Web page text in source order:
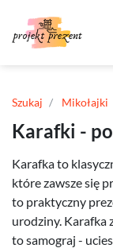
Szukaj Mikołajki
Karafki -
Karafka to
które zawsze się
to praktyczny
urodziny. Karafka
to samograj -